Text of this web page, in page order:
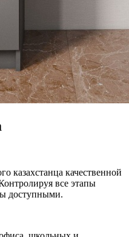
казахстанца качественной
все этапы
доступными.